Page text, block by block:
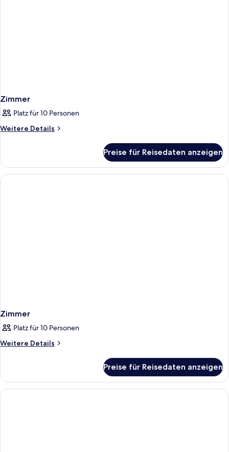
Zimmer
Platz für 10 Personen
Weitere Details
Weitere
Preise für Reisedaten anzeigen
Zimmer
Platz für 10 Personen
Weitere Details
Weitere
Preise für Reisedaten anzeigen